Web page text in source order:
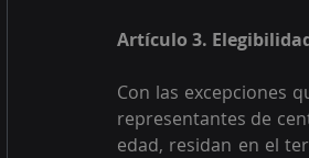
Artículo 3.
Con las excepciones
representantes de
edad, residan en el